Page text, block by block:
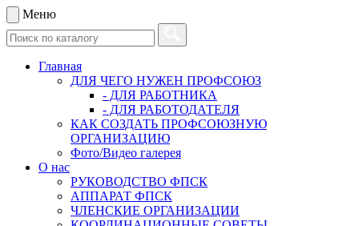
Меню
Главная
ДЛЯ ЧЕГО НУЖЕН ПРОФСОЮЗ
- ДЛЯ РАБОТНИКА
- ДЛЯ РАБОТОДАТЕЛЯ
КАК СОЗДАТЬ ПРОФСОЮЗНУЮ
ОРГАНИЗАЦИЮ
Фото/Видео галерея
О нас
РУКОВОДСТВО ФПСК
АППАРАТ ФПСК
ЧЛЕНСКИЕ ОРГАНИЗАЦИИ